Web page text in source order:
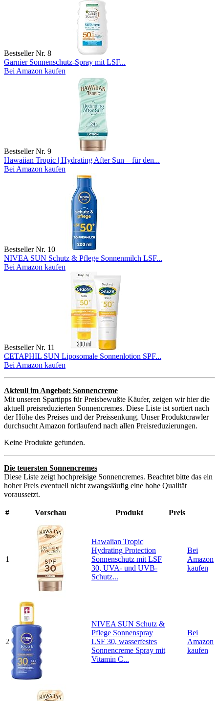
Bestseller Nr. 8
Garnier Sonnenschutz-Spray mit LSF...
Bei Amazon kaufen
Bestseller Nr. 9
Hawaiian Tropic | Hydrating After Sun – für den...
Bei Amazon kaufen
Bestseller Nr. 10
NIVEA SUN Schutz & Pflege Sonnenmilch LSF...
Bei Amazon kaufen
Bestseller Nr. 11
CETAPHIL SUN Liposomale Sonnenlotion SPF...
Bei Amazon kaufen
Akteull im Angebot: Sonnencreme
Mit unseren Spartipps für Preisbewußte Käufer, zeigen wir hier die
aktuell preisreduzierten Sonnencremes. Diese Liste ist sortiert nach
der Höhe des Preises und der Preissenkung. Unser Produktcrawler
durchsucht Amazon fortlaufend nach allen Preisreduzierungen.
Keine Produkte gefunden.
Die teuersten Sonnencremes
Diese Liste zeigt hochpreisige Sonnencremes. Beachtet bitte das ein
hoher Preis eventuell nicht zwangsläufig eine hohe Qualität
voraussetzt.
# Vorschau Produkt Preis
1
Hawaiian Tropic|
Hydrating Protection
Sonnenschutz mit LSF
30, UVA- und UVB-
Schutz...
Bei
Amazon
kaufen
2
NIVEA SUN Schutz &
Pflege Sonnenspray
LSF 30, wasserfestes
Sonnencreme Spray mit
Vitamin C...
Bei
Amazon
kaufen